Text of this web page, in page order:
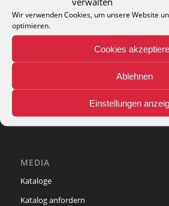
Wir verwenden Cookies, um unsere Website
optimieren.
Cookies
Ablehnen
Einstellungen
Teppich-Lexikon
MEDIA
Kataloge
Katalog anfordern